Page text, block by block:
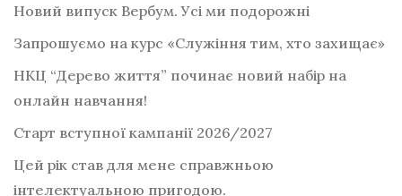
Новий випуск Вербум. Усі ми подорожні
Запрошуємо на курс «Служіння тим, хто захищає»
НКЦ “Дерево життя” починає новий набір на
онлайн навчання!
Старт вступної кампанії 2026/2027
Цей рік став для мене справжньою
інтелектуальною пригодою.